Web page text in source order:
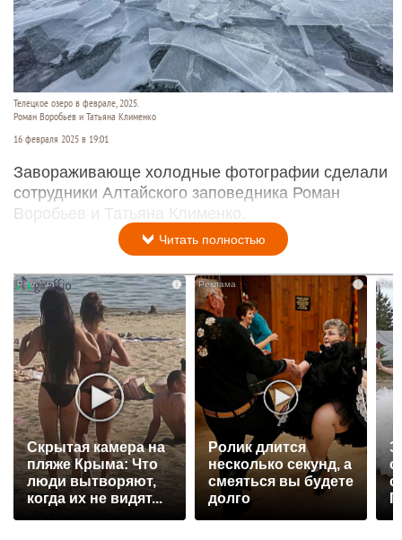
Телецкое озеро в феврале, 2025.
Роман Воробьев и Татьяна Клименко
16 февраля 2025 в 19:01
Завораживающе холодные фотографии сделали
сотрудники Алтайского заповедника Роман
Воробьев и Татьяна Клименко.
Читать полностью
i
Скрытая камера на
пляже Крыма: Что
люди вытворяют,
когда их не видят...
Ролик длится
несколько секунд, а
смеяться вы будете
долго